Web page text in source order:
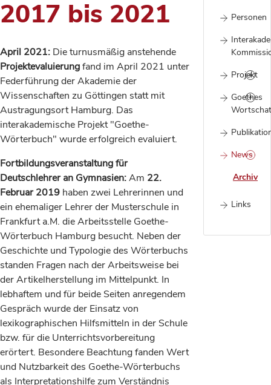
Personen
Projekt
Goethes
News
Archiv
Links
2017 bis 2021
April 2021: Die turnusmäßig anstehende
Projektevaluierungfand im April 2021 unter
Federführung der Akademie der
Wissenschaften zu Göttingen statt mit
Austragungsort Hamburg. Das
interakademische Projekt "Goethe-
Wörterbuch" wurde erfolgreich evaluiert.
Fortbildungsveranstaltung für
Deutschlehrer an Gymnasien:Am 22.
Februar 2019 haben zwei Lehrerinnen und
ein ehemaliger Lehrer der Musterschule in
Frankfurt a.M. die Arbeitsstelle Goethe-
Wörterbuch Hamburg besucht. Neben der
Geschichte und Typologie des Wörterbuchs
standen Fragen nach der Arbeitsweise bei
der Artikelherstellung im Mittelpunkt. In
lebhaftem und für beide Seiten anregendem
Gespräch wurde der Einsatz von
lexikographischen Hilfsmitteln in der Schule
bzw. für die Unterrichtsvorbereitung
erörtert. Besondere Beachtung fanden Wert
und Nutzbarkeit des Goethe-Wörterbuchs
als Interpretationshilfe zum Verständnis